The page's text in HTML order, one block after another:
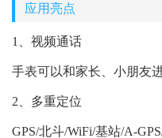
应用亮点
1、视频通话
手表可以和家长、小朋友
2、多重定位
GPS/北斗/WiFi/基站/A-